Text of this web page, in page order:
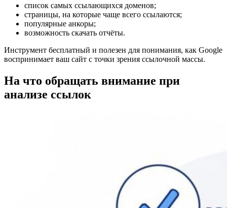
список самых ссылающихся доменов;
страницы, на которые чаще всего ссылаются;
популярные анкоры;
возможность скачать отчёты.
Инструмент бесплатный и полезен для понимания, как Google
воспринимает ваш сайт с точки зрения ссылочной массы.
На что обращать внимание при
анализе ссылок